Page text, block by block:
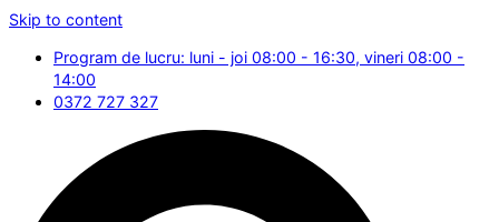
Skip to content
Program de lucru: luni - joi 08:00 - 16:30, vineri 08:00 -
14:00
0372 727 327